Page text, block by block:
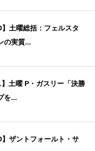
】土曜総括：フェルスタ
の実質...
】土曜 P・ガスリー「決勝
を...
】ザントフォールト・サ